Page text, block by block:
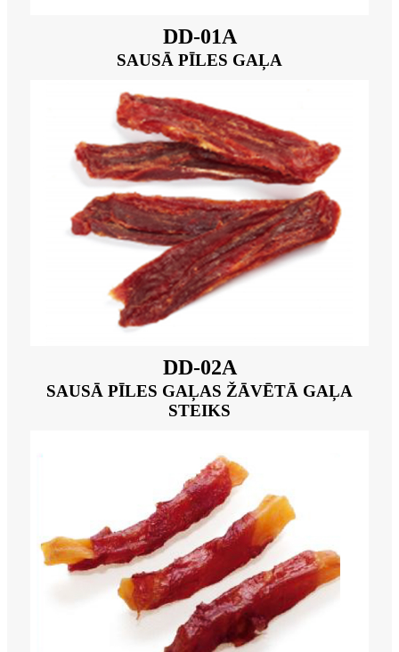
DD-01A
SAUSĀ PĪLES GAĻA
DD-02A
SAUSĀ PĪLES GAĻAS ŽĀVĒTĀ GAĻA
STEIKS